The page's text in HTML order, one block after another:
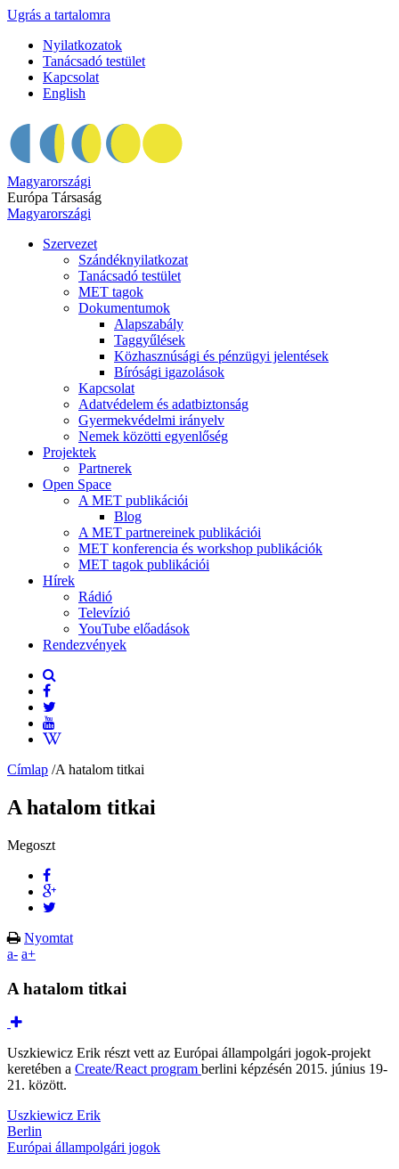
Ugrás a tartalomra
Nyilatkozatok
Tanácsadó testület
Kapcsolat
English
Magyarországi
Európa Társaság
Magyarországi
Szervezet
Szándéknyilatkozat
Tanácsadó testület
MET tagok
Dokumentumok
Alapszabály
Taggyűlések
Közhasznúsági és pénzügyi jelentések
Bírósági igazolások
Kapcsolat
Adatvédelem és adatbiztonság
Gyermekvédelmi irányelv
Nemek közötti egyenlőség
Projektek
Partnerek
Open Space
A MET publikációi
Blog
A MET partnereinek publikációi
MET konferencia és workshop publikációk
MET tagok publikációi
Hírek
Rádió
Televízió
YouTube előadások
Rendezvények
Címlap /A hatalom titkai
A hatalom titkai
Megoszt
Nyomtat
a- a+
A hatalom titkai
Uszkiewicz Erik részt vett az Európai állampolgári jogok-projekt
keretében a Create/React program berlini képzésén 2015. június 19-
21. között.
Uszkiewicz Erik
Berlin
Európai állampolgári jogok